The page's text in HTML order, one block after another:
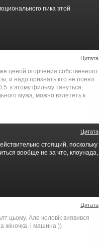
пика этой
Цитата
ценой огорчения собственного
и надо признать кто не понял
этому фильму тянуться,
мужа, можно взлететь к
Цитата
стоящий, поскольку
вообще не за что, клоунада,
Цитата
цьому. Але чоловiк виявився
жiночка, i машина ))